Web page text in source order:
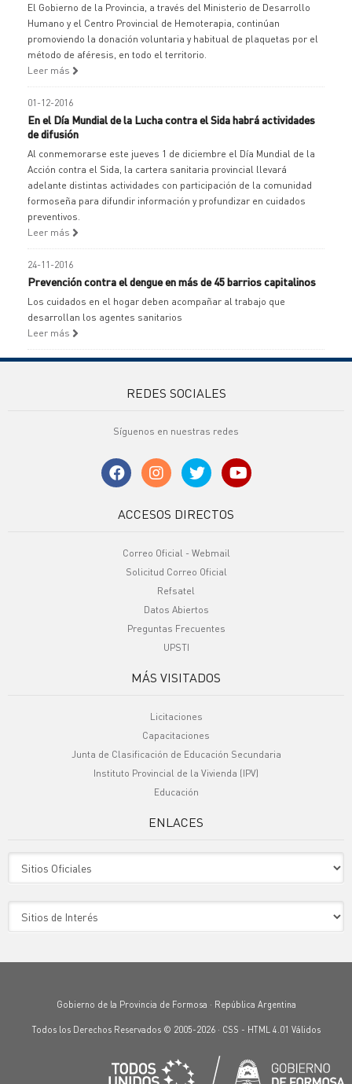
El Gobierno de la Provincia, a través del Ministerio de Desarrollo
Humano y el Centro Provincial de Hemoterapia, continúan
promoviendo la donación voluntaria y habitual de plaquetas por el
método de aféresis, en todo el territorio.
Leer más
01-12-2016
En el Día Mundial de la Lucha contra el Sida habrá actividades
de difusión
Al conmemorarse este jueves 1 de diciembre el Día Mundial de la
Acción contra el Sida, la cartera sanitaria provincial llevará
adelante distintas actividades con participación de la comunidad
formoseña para difundir información y profundizar en cuidados
preventivos.
Leer más
24-11-2016
Prevención contra el dengue en más de 45 barrios capitalinos
Los cuidados en el hogar deben acompañar al trabajo que
desarrollan los agentes sanitarios
Leer más
REDES SOCIALES
Síguenos en nuestras redes
ACCESOS DIRECTOS
Correo Oficial - Webmail
Solicitud Correo Oficial
Refsatel
Datos Abiertos
Preguntas Frecuentes
UPSTI
MÁS VISITADOS
Licitaciones
Capacitaciones
Junta de Clasificación de Educación Secundaria
Instituto Provincial de la Vivienda (IPV)
Educación
ENLACES
Gobierno de la Provincia de Formosa · República Argentina
Todos los Derechos Reservados © 2005-2026 · CSS - HTML 4.01 Válidos